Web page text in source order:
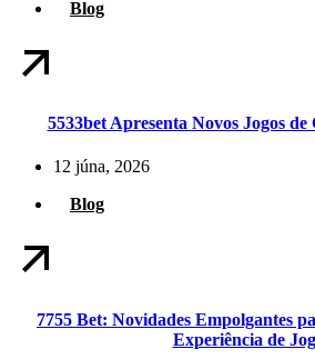
Blog
5533bet Apresenta Novos Jogos de
12 júna, 2026
Blog
7755 Bet: Novidades Empolgantes
Experiência de